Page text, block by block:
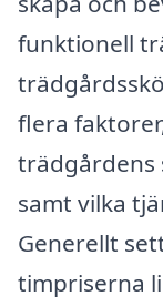
funktionell
flera
trädgårdens
samt vilka
Generellt
timpriserna